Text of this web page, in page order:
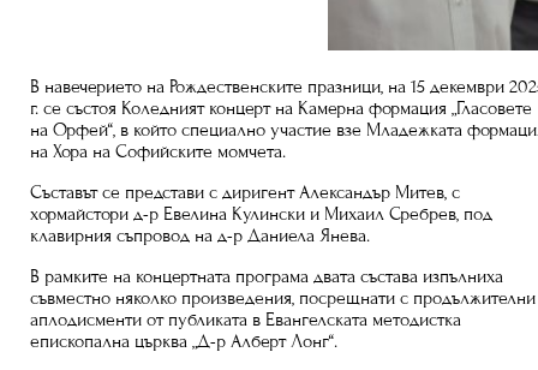
В навечерието на Рождественските празници, на 15 декември
г. се състоя Коледният концерт на Камерна формация „Гласовете
на Орфей“, в който специално участие взе Младежката
на Хора на Софийските момчета.
Съставът се представи с диригент Александър Митев, с
хормайстори д-р Евелина Кулински и Михаил Сребрев, под
клавирния съпровод на д-р Даниела Янева.
В рамките на концертната програма двата състава изпълниха
съвместно няколко произведения, посрещнати с продължителни
аплодисменти от публиката в Евангелската методистка
епископална църква „Д-р Алберт Лонг“.